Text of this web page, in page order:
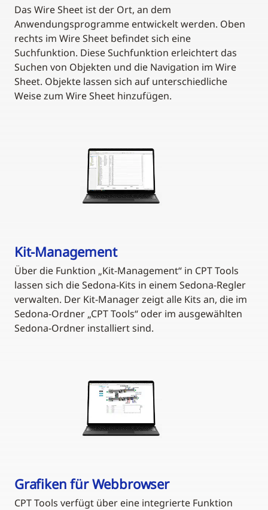
Das Wire Sheet ist der Ort, an dem
Anwendungsprogramme entwickelt werden. Oben
rechts im Wire Sheet befindet sich eine
Suchfunktion. Diese Suchfunktion erleichtert das
Suchen von Objekten und die Navigation im Wire
Sheet. Objekte lassen sich auf unterschiedliche
Weise zum Wire Sheet hinzufügen.
Kit-Management
Über die Funktion „Kit-Management“ in CPT Tools
lassen sich die Sedona-Kits in einem Sedona-Regler
verwalten. Der Kit-Manager zeigt alle Kits an, die im
Sedona-Ordner „CPT Tools“ oder im ausgewählten
Sedona-Ordner installiert sind.
Grafiken für Webbrowser
CPT Tools verfügt über eine integrierte Funktion